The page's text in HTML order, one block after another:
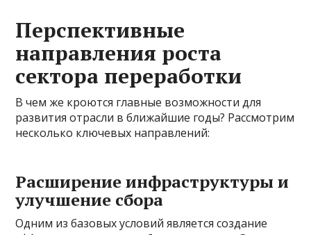
Перспективные
направления роста
сектора переработки
В чем же кроются главные возможности для
развития отрасли в ближайшие годы? Рассмотрим
несколько ключевых направлений:
Расширение инфраструктуры и
улучшение сбора
Одним из базовых условий является создание